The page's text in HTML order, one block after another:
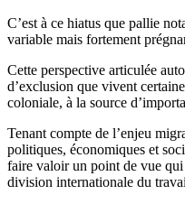
C’est à ce hiatus que pallie
variable mais fortement
Cette perspective articulée
d’exclusion que vivent
coloniale, à la source
Tenant compte de l’enjeu
politiques, économiques et
faire valoir un point de vue qui
division internationale du